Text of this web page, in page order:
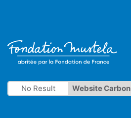
No Result Website Carbon